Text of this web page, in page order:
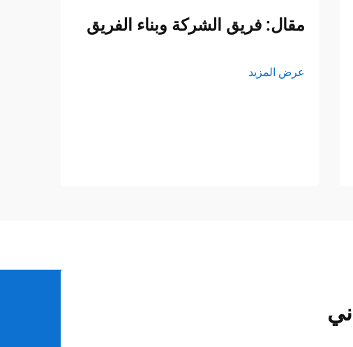
مقال: فريق الشركة وبناء الفريق
عرض المزيد